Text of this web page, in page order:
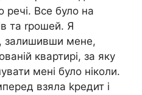
речі. Все було на
та rрошей. Я
залишивши мене,
квартирі, за яку
мені було ніколи.
взяла kредит і